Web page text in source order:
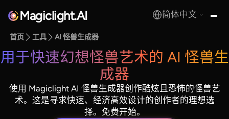
Magiclight.AI
MagicLight.AI
简体中文
首页 工具 AI 怪兽生成器
用于快速幻想怪兽艺术的 AI 怪兽生
成器
使用 Magiclight AI 怪兽生成器创作酷炫且恐怖的怪兽艺
术。这是寻求快速、经济高效设计的创作者的理想选
择。免费开始。